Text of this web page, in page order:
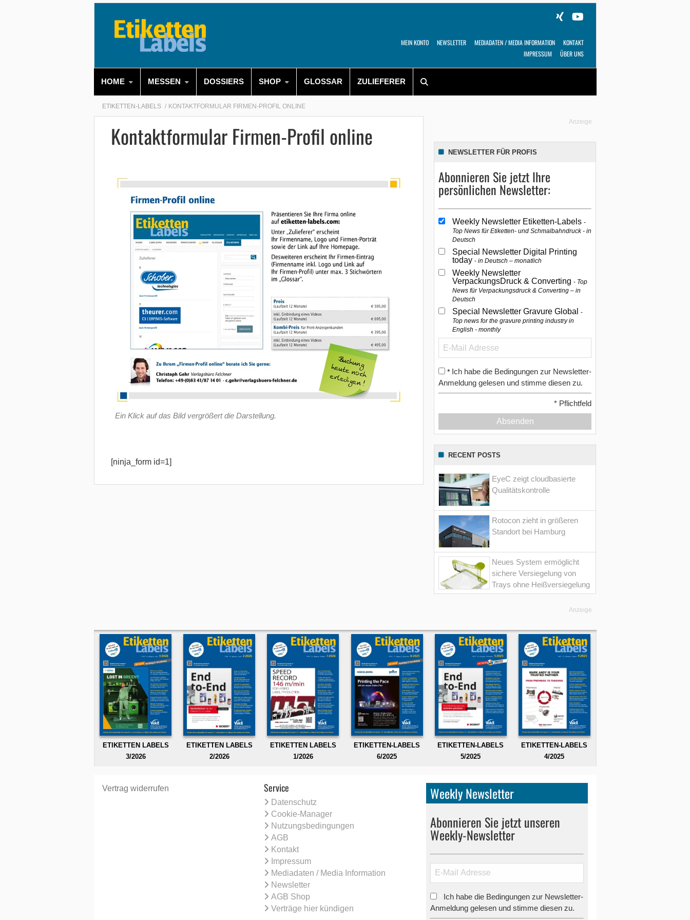
MEIN KONTO NEWSLETTER MEDIADATEN / MEDIA INFORMATION
KONTAKT
IMPRESSUM
ÜBER UNS
HOME MESSEN DOSSIERS SHOP GLOSSAR ZULIEFERER
ETIKETTEN-LABELS KONTAKTFORMULAR FIRMEN-PROFIL ONLINE
Kontaktformular Firmen-Profil online
Ein Klick auf das Bild vergrößert die Darstellung.
[ninja_form id=1]
Anzeige
NEWSLETTER FÜR PROFIS
Abonnieren Sie jetzt Ihre
persönlichen Newsletter:
Weekly Newsletter Etiketten-Labels
Top News für Etiketten- und Schmalbahndruck - in
Deutsch
Special Newsletter Digital Printing
today in Deutsch – monatlich
Weekly Newsletter
VerpackungsDruck & Converting Top
News für Verpackungsdruck & Converting – in
Deutsch
Special Newsletter Gravure Global
Top news for the gravure printing industry in
English - monthly
* Ich habe die Bedingungen zur Newsletter-
Anmeldung gelesen und stimme diesen zu.
* Pflichtfeld
Absenden
RECENT POSTS
EyeC zeigt cloudbasierte
Qualitätskontrolle
Rotocon zieht in größeren
Standort bei Hamburg
Neues System ermöglicht
sichere Versiegelung von
Trays ohne Heißversiegelung
Anzeige
ETIKETTEN LABELS
3/2026
ETIKETTEN LABELS
2/2026
ETIKETTEN LABELS
1/2026
ETIKETTEN-LABELS
6/2025
ETIKETTEN-LABELS
5/2025
ETIKETTEN-LABELS
4/2025
Vertrag widerrufen Service
Datenschutz
Cookie-Manager
Nutzungsbedingungen
AGB
Kontakt
Impressum
Mediadaten / Media Information
Newsletter
AGB Shop
Verträge hier kündigen
Weekly Newsletter
Abonnieren Sie jetzt unseren
Weekly-Newsletter
Ich habe die Bedingungen zur Newsletter-
Anmeldung gelesen und stimme diesen zu.